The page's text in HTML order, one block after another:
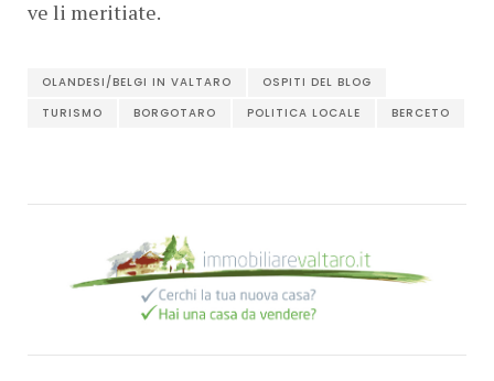
ve li meritiate.
OLANDESI/BELGI IN VALTARO
OSPITI DEL BLOG
TURISMO
BORGOTARO POLITICA LOCALE BERCETO